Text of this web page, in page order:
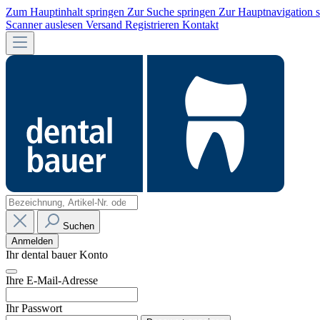
Zum Hauptinhalt springen Zur Suche springen Zur Hauptnavigation
Scanner auslesen Versand Registrieren Kontakt
Suchen
Anmelden
Ihr dental bauer Konto
Ihre E-Mail-Adresse
Ihr Passwort